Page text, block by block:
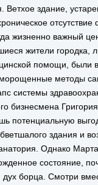
Ветхое здание,
жизненно важный
жители городка,
помощи, были
методы
системы
бизнесмена
потенциальную
здания и
Однако
состояние,
борца. Смотри